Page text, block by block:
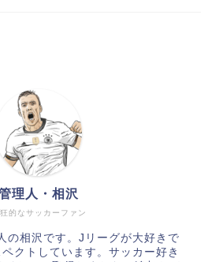
的なサッカーファン
理人・相沢
の相沢です。Jリーグが大好きで
クトしています。サッカー好き